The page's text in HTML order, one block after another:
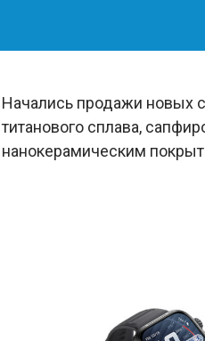
Начались продажи новых
титанового сплава,
нанокерамическим